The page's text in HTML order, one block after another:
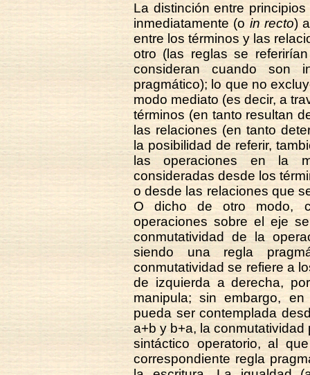
La distinción entre
inmediatamente (o in recto)
entre los términos y las
otro (las reglas se
consideran cuando son
pragmático); lo que no
modo mediato (es decir, a
términos (en tanto resultan
las relaciones (en tanto
la posibilidad de referir,
las operaciones en la
consideradas desde los
o desde las relaciones que
O dicho de otro modo,
operaciones sobre el eje
conmutatividad de la
siendo una regla
conmutatividad se refiere a
de izquierda a derecha,
manipula; sin embargo,
pueda ser contemplada
a+b y b+a, la
sintáctico operatorio, al
correspondiente regla